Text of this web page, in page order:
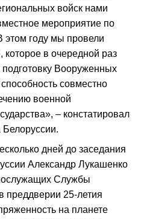
войск нами
мероприятие по
этом году мы провели
в очередной раз
Вооруженных
совместно
военной
– констатировал
Белоруссии.
дней до заседания
Александр Лукашенко
Службы
преддверии 25‑летия
на планете